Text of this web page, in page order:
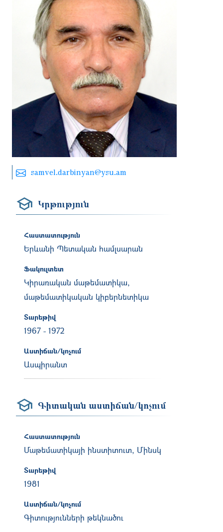
samvel.darbinyan@ysu.am
Կրթություն
Հաստատություն
Երևանի Պետական համլսարան
Ֆակուլտետ
Կիրառական մաթեմատիկա,
մաթեմատիկական կիբերնետիկա
Տարեթիվ
1967 - 1972
Աստիճան/կոչում
Ասպիրանտ
Գիտական աստիճան/կոչում
Հաստատություն
Մաթեմատիկայի ինստիտուտ, Մինսկ
Տարեթիվ
1981
Աստիճան/կոչում
Գիտությունների թեկնածու